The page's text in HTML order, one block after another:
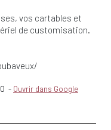
vos cartables et
de customisation.
- Ouvrir dans Google